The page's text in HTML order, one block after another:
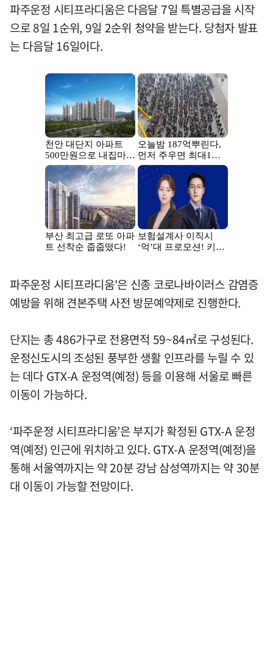
파주운정 시티프라디움은 다음달 7일 특별공급을 시작
으로 8일 1순위, 9일 2순위 청약을 받는다. 당첨자 발표
는 다음달 16일이다.
파주운정 시티프라디움'은 신종 코로나바이러스 감염증
예방을 위해 견본주택 사전 방문예약제로 진행한다.
단지는 총 486가구로 전용면적 59~84㎡로 구성된다.
운정신도시의 조성된 풍부한 생활 인프라를 누릴 수 있
는 데다 GTX-A 운정역(예정) 등을 이용해 서울로 빠른
이동이 가능하다.
‘파주운정 시티프라디움’은 부지가 확정된 GTX-A 운정
역(예정) 인근에 위치하고 있다. GTX-A 운정역(예정)을
통해 서울역까지는 약 20분 강남 삼성역까지는 약 30분
대 이동이 가능할 전망이다.